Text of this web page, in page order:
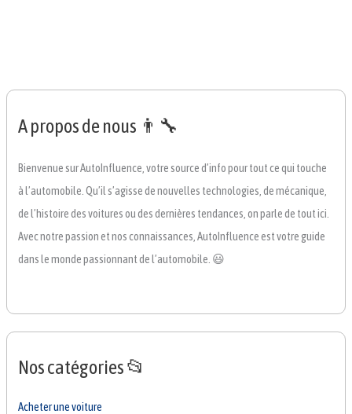
A propos de nous 👨‍🔧
Bienvenue sur AutoInfluence, votre source d’info pour tout ce qui touche
à l’automobile. Qu’il s’agisse de nouvelles technologies, de mécanique,
de l’histoire des voitures ou des dernières tendances, on parle de tout ici.
Avec notre passion et nos connaissances, AutoInfluence est votre guide
dans le monde passionnant de l’automobile. 😃
Nos catégories 📂
Acheter une voiture